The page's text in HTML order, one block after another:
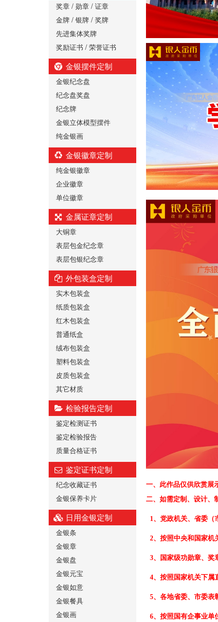
奖章 / 勋章 / 证章
金牌 / 银牌 / 奖牌
先进集体奖牌
奖励证书 / 荣誉证书
金银摆件定制
金银纪念盘
纪念盘奖盘
纪念牌
金银立体模型摆件
纯金银画
金银徽章定制
纯金银徽章
企业徽章
单位徽章
金属证章定制
大铜章
表层包金纪念章
表层包银纪念章
外包装盒定制
实木包装盒
纸质包装盒
红木包装盒
普通纸盒
绒布包装盒
塑料包装盒
皮质包装盒
其它材质
检验报告定制
鉴定检测证书
鉴定检验报告
质量合格证书
鉴定证书定制
纪念收藏证书
金银保养卡片
日用金银定制
金银条
金银章
金银盘
金银元宝
金银如意
金银餐具
金银画
一、 此作品仅供欣赏展
二、 如需定制、设计、
1、党政机关、省委（
2、按照中央和国家机
3、国家级功勋章、奖
4、按照国家机关下属
5、各地省委、市委表
6、按照国有企事业单